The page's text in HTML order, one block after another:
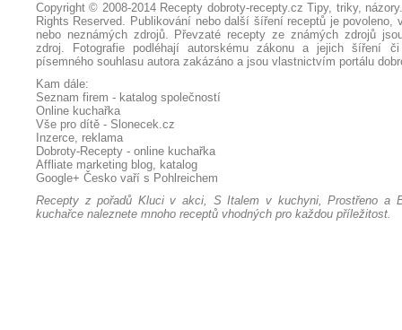
Copyright © 2008-2014 Recepty dobroty-recepty.cz Tipy, triky,
Rights Reserved. Publikování nebo další šíření receptů je povoleno,
nebo neznámých zdrojů. Převzaté recepty ze známých zdrojů
zdroj. Fotografie podléhají autorskému zákonu a jejich šíření
písemného souhlasu autora zakázáno a jsou vlastnictvím portálu
Kam dále:
Seznam firem - katalog společností
Online kuchařka
Vše pro dítě - Slonecek.cz
Inzerce, reklama
Dobroty-Recepty - online kuchařka
Affliate marketing blog, katalog
Google+ Česko vaří s Pohlreichem
Recepty z pořadů Kluci v akci, S Italem v kuchyni, Prostřeno a
kuchařce naleznete mnoho receptů vhodných pro každou příležitost.